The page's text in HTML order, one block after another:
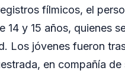
fílmicos, el
y 15 años, quienes
Los jóvenes fueron
en compañía de